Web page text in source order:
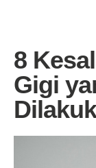
8
Gigi